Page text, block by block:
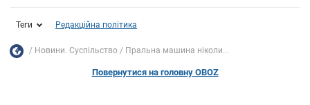
Теги Редакційна політика
Новини. Суспільство Пральна машина ніколи...
Повернутися на головну OBOZ